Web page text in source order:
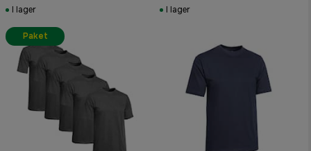
I lager I lager
Paket